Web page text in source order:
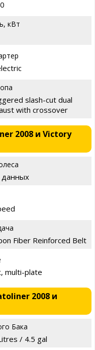
кВт
slash-cut dual
with crossover
2008 и Victory
данных
Fiber Reinforced Belt
multi-plate
2008 и
Бака
/ 4.5 gal